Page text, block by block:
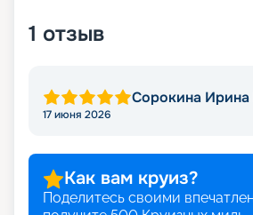
1 отзыв
Сорокина Ирина
17 июня 2026
Как вам круиз?
Поделитесь своими